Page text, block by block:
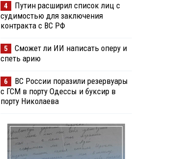
4
Путин расширил список лиц с
судимостью для заключения
контракта с ВС РФ
5
Сможет ли ИИ написать оперу и
спеть арию
6
ВС России поразили резервуары
с ГСМ в порту Одессы и буксир в
порту Николаева